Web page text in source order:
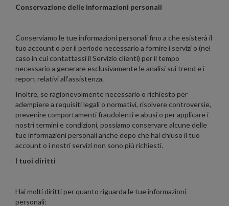
Conservazione delle informazioni personali
Conserviamo le tue informazioni personali fino a che esisterà il
tuo account o per il periodo necessario a fornire i servizi o (nel
caso in cui contattassi il Servizio clienti) per il tempo
necessario a generare esclusivamente le analisi sui trend e i
report relativi all'assistenza.
Inoltre, se ragionevolmente necessario o richiesto per
adempiere a requisiti legali o normativi, risolvere controversie,
prevenire comportamenti fraudolenti e abusi o per applicare i
nostri termini e condizioni, possiamo conservare alcune delle
tue informazioni personali anche dopo che hai chiuso il tuo
account o i nostri servizi non sono più richiesti.
I tuoi diritti
Hai molti diritti per quanto riguarda le tue informazioni
personali: